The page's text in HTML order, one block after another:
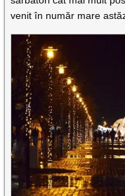
venit în număr mare